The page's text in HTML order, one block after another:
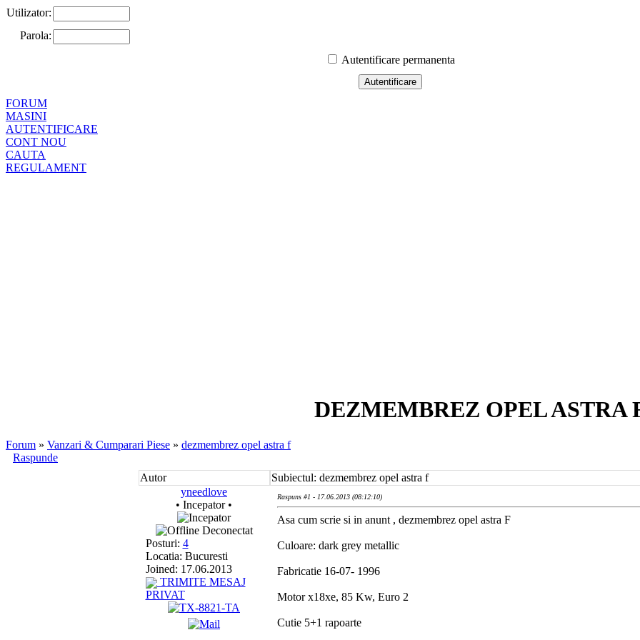
Utilizator:
Parola:
Autentificare permanenta
FORUM
MASINI
AUTENTIFICARE
CONT NOU
CAUTA
REGULAMENT
DEZMEMBREZ OPEL ASTRA
Forum » Vanzari & Cumparari Piese » dezmembrez opel astra f
Raspunde
Autor
Subiectul: dezmembrez opel astra f
yneedlove
• Incepator •
Deconectat
Posturi: 4
Locatia: Bucuresti
Joined: 17.06.2013
TRIMITE MESAJ
PRIVAT
Raspuns #1 - 17.06.2013 (08:12:10)
Asa cum scrie si in anunt , dezmembrez opel astra F
Culoare: dark grey metallic
Fabricatie 16-07- 1996
Motor x18xe, 85 Kw, Euro 2
Cutie 5+1 rapoarte